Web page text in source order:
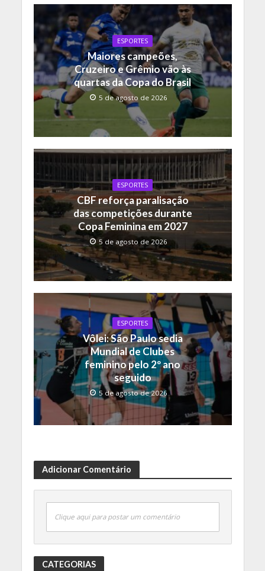
b
o
o
k
er s
A
p
p
y
Li
n
k
ESPORTES
Maiores campeões,
Cruzeiro e Grêmio vão às
quartas da Copa do Brasil
5 de agosto de 2026
ESPORTES
CBF reforça paralisação
das competições durante
Copa Feminina em 2027
5 de agosto de 2026
ESPORTES
Vôlei: São Paulo sedia
Mundial de Clubes
feminino pelo 2º ano
seguido
5 de agosto de 2026
Adicionar Comentário
Clique aqui para postar um comentário
CATEGORIAS